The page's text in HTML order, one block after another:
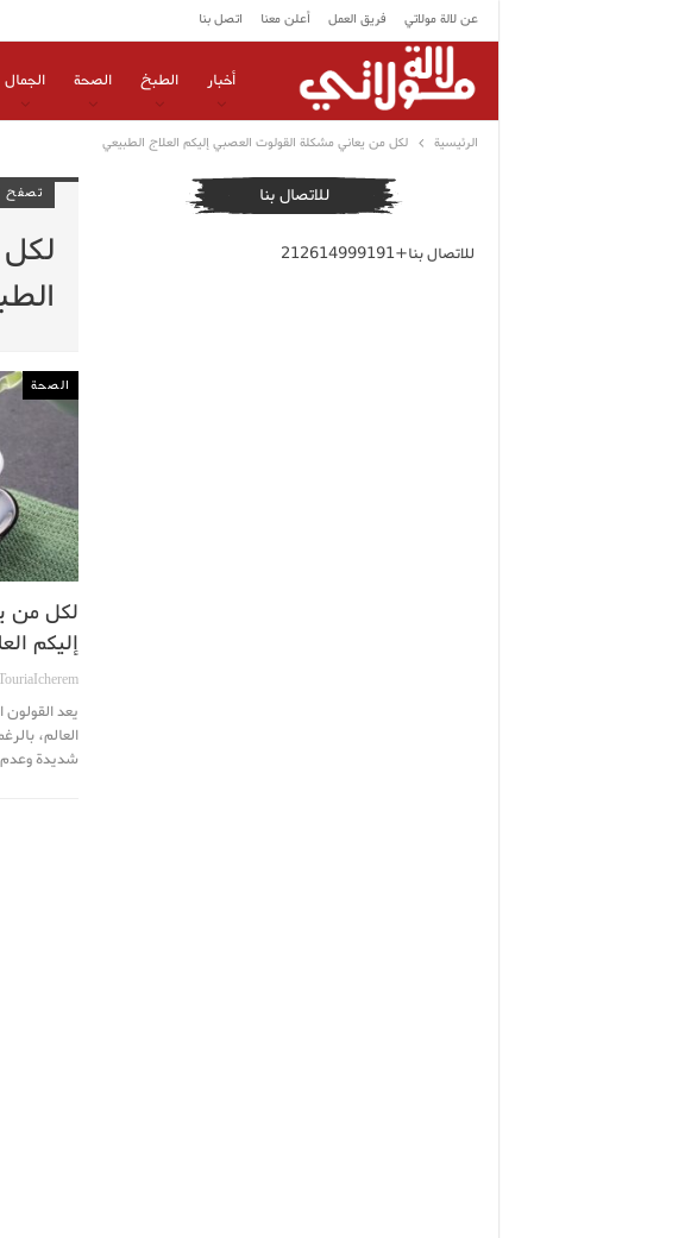
عن لالة مولاتي فريق العمل أعلن معنا اتصل بنا
أخبار الطبخ الصحة الجمال
الرئيسية لكل من يعاني مشكلة القولوت العصبي إليكم العلاج الطبيعي
تصفح
الصحة
لكل من
إليكم
يعد
العالم،
شديدة
للاتصال بنا
للاتصال بنا+212614999191